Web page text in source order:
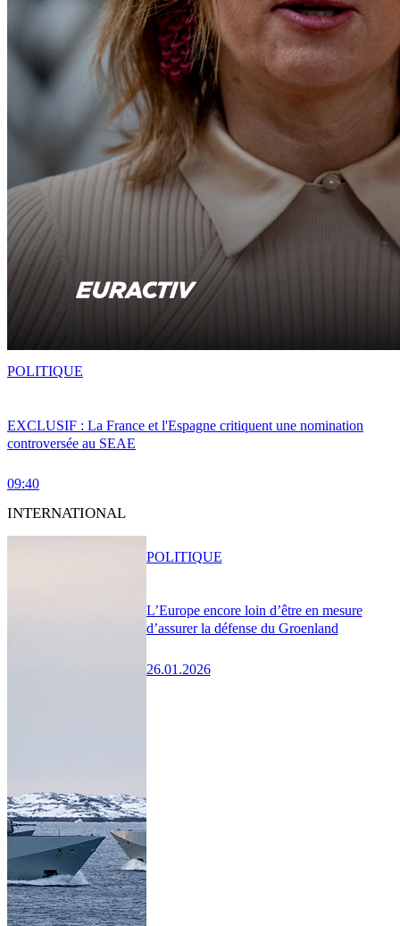
EXCLUSIF : La France et l'Espagne critiquent une nomination
controversée au SEAE
09:40
POLITIQUE
INTERNATIONAL
L’Europe encore loin d’être en mesure
d’assurer la défense du Groenland
26.01.2026
POLITIQUE